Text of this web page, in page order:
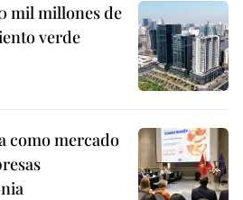
mil millones de
verde
como mercado